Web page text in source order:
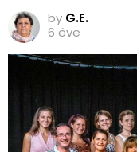
by G.E.
6 éve